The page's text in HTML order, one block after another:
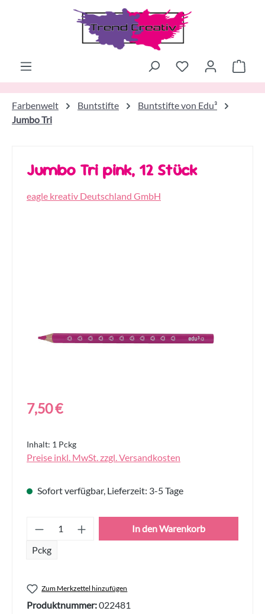
Zum Hauptinhalt springen
Farbenwelt Buntstifte
Buntstifte von Edu³
Jumbo Tri
Jumbo Tri pink, 12 Stück
eagle kreativ Deutschland GmbH
Regulärer Preis:
7,50 €
Inhalt: 1 Pckg
Preise inkl. MwSt. zzgl. Versandkosten
Sofort verfügbar, Lieferzeit: 3-5 Tage
Produkt Anzahl: Gib den gewünschten
Pckg
In den Warenkorb
Zum Merkzettel hinzufügen
Produktnummer:022481